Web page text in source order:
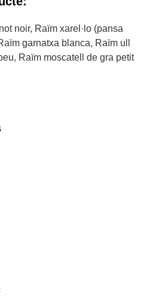
noir, Raïm xarel·lo (pansa
garnatxa blanca, Raïm ull
Raïm moscatell de gra petit